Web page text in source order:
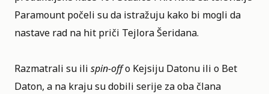
Paramount počeli su da istražuju kako bi mogli da
nastave rad na hit priči Tejlora Šeridana.
Razmatrali su ili spin-offo Kejsiju Datonu ili o Bet
Daton, a na kraju su dobili serije za oba člana